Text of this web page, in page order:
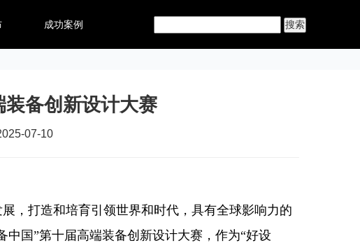
成功案例
备创新设计大赛
07-10
打造和培育引领世界和时代，具有全球影响力的
国”第十届高端装备创新设计大赛，作为“好设